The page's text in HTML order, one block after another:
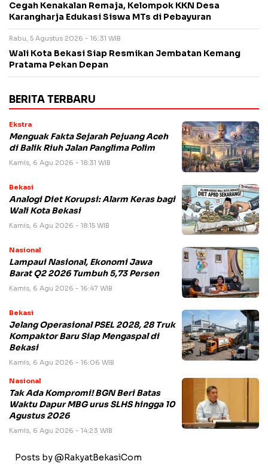
Cegah Kenakalan Remaja, Kelompok KKN Desa
Karangharja Edukasi Siswa MTs di Pebayuran
Rabu, 5 Agustus 2026 - 16:31 WIB
Wali Kota Bekasi Siap Resmikan Jembatan Kemang
Pratama Pekan Depan
BERITA TERBARU
Ekstra
Menguak Fakta Sejarah Pejuang Aceh
di Balik Riuh Jalan Panglima Polim
Kamis, 6 Agu 2026 - 18:31 WIB
Bekasi
Analogi Diet Korupsi: Alarm Keras bagi
Wali Kota Bekasi
Kamis, 6 Agu 2026 - 18:15 WIB
Nasional
Lampaui Nasional, Ekonomi Jawa
Barat Q2 2026 Tumbuh 5,73 Persen
Kamis, 6 Agu 2026 - 16:47 WIB
Bekasi
Jelang Operasional PSEL 2028, 28 Truk
Kompaktor Baru Siap Mengaspal di
Bekasi
Kamis, 6 Agu 2026 - 16:06 WIB
Nasional
Tak Ada Kompromi! BGN Beri Batas
Waktu Dapur MBG urus SLHS hingga 10
Agustus 2026
Kamis, 6 Agu 2026 - 14:23 WIB
Posts by @RakyatBekasiCom